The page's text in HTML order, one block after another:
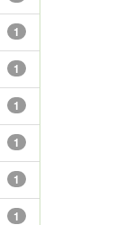
1
1
1
1
1
1